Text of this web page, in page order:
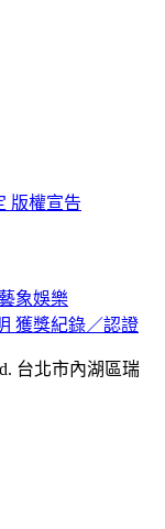
版權宣告
象娛樂
獲獎紀錄／認證
台北市內湖區瑞